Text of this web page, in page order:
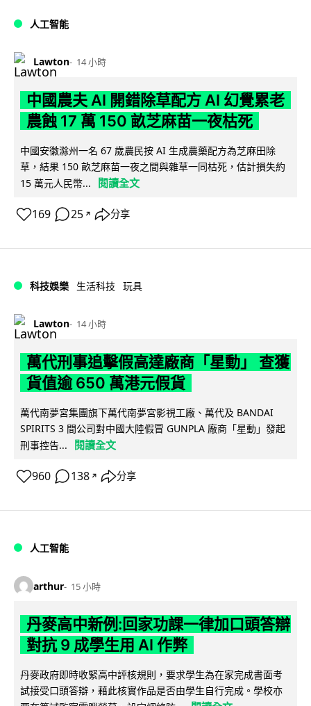
人工智能
Lawton 14 小時
中國農夫 AI 開錯除草配方 AI 幻覺累老
農蝕 17 萬 150 畝芝麻苗一夜枯死
中國安徽滁州一名 67 歲農民按 AI 生成農藥配方為芝麻田除
草，結果 150 畝芝麻苗一夜之間與雜草一同枯死，估計損失約
15 萬元人民幣...
閱讀全文
169 25 ↗ 分享
科技娛樂 生活科技 玩具
Lawton 14 小時
萬代刑事追擊假高達廠商「星動」 查獲
貨值逾 650 萬港元假貨
萬代南夢宮集團旗下萬代南夢宮影視工廠、萬代及 BANDAI
SPIRITS 3 間公司對中國大陸假冒 GUNPLA 廠商「星動」發起
刑事控告...
閱讀全文
960 138 ↗ 分享
人工智能
arthur 15 小時
丹麥高中新例:回家功課一律加口頭答辯
對抗 9 成學生用 AI 作弊
丹麥政府即時收緊高中評核規則，要求學生為在家完成書面考
試接受口頭答辯，藉此核實作品是否由學生自行完成。學校亦